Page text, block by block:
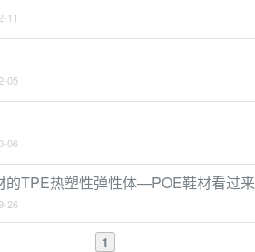
11
05
06
的TPE热塑性弹性体—POE鞋材看过来
26
1